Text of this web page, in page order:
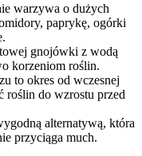
warzywa o dużych
paprykę, ogórki
gnojówki z wodą
korzeniom roślin.
to okres od wczesnej
roślin do wzrostu przed
alternatywą, która
przyciąga much.